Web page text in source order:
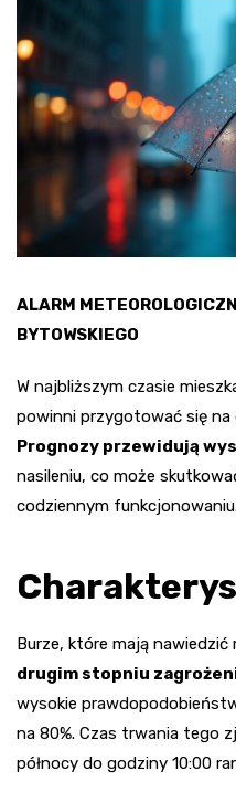
ALARM
BYTOWSKIEGO
W najbliższym czasie
powinni przygotować się na
Prognozy przewidują
nasileniu, co może
codziennym
Burze, które mają nawiedzić
drugim stopniu
wysokie
na 80%. Czas trwania tego
północy do godziny 10:00